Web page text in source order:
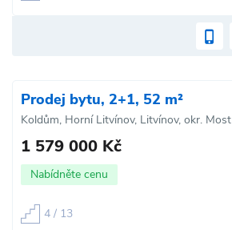
Prodej bytu, 2+1, 52 m²
Koldům, Horní Litvínov, Litvínov, okr. Most
1 579 000 Kč
Nabídněte cenu
4 / 13